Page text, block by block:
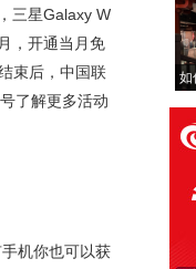
三星Galaxy W
，开通当月免
束后，中国联
了解更多活动
机你也可以获
如